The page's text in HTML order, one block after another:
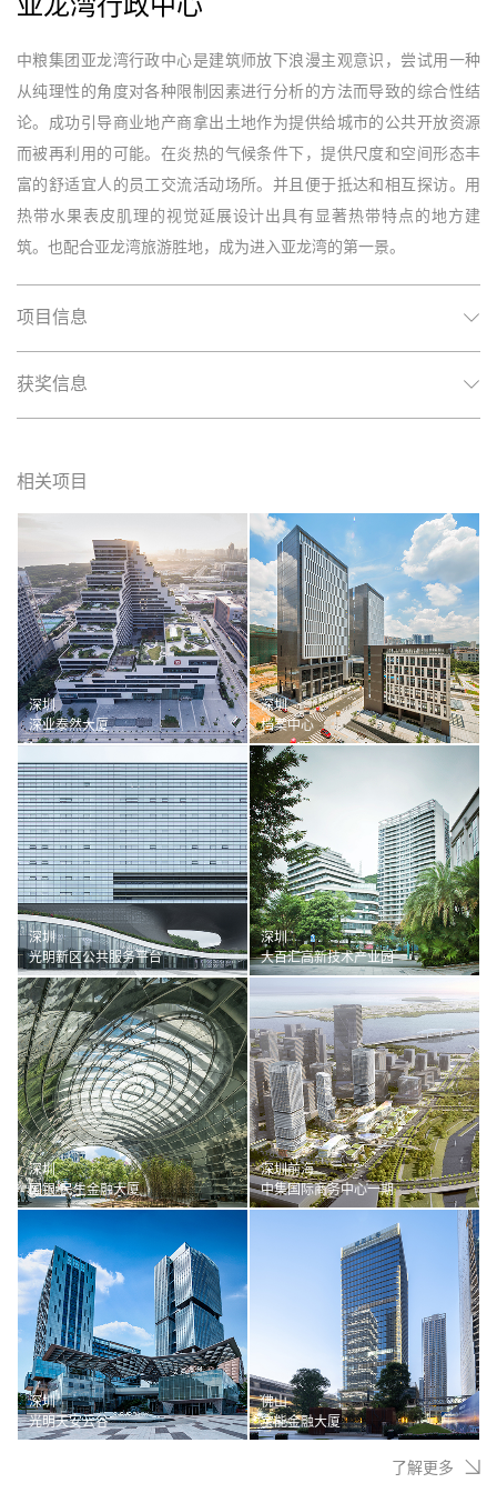
中粮集团亚龙湾行政中心是建筑师放下浪漫主观意识，尝试用一种
从纯理性的角度对各种限制因素进行分析的方法而导致的综合性结
论。成功引导商业地产商拿出土地作为提供给城市的公共开放资源
而被再利用的可能。在炎热的气候条件下，提供尺度和空间形态丰
富的舒适宜人的员工交流活动场所。并且便于抵达和相互探访。用
热带水果表皮肌理的视觉延展设计出具有显著热带特点的地方建
筑。也配合亚龙湾旅游胜地，成为进入亚龙湾的第一景。
项目信息
获奖信息
相关项目
深圳
深业泰然大厦
深圳
档案中心
深圳
光明新区公共服务平台
深圳
大百汇高新技术产业园
深圳
国银·民生金融大厦
深圳前海
中集国际商务中心一期
深圳
光明天安云谷
佛山
宝能金融大厦
了解更多